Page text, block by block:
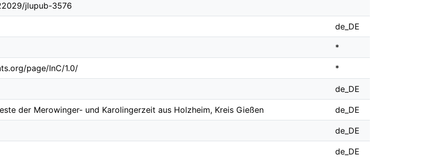
jlupub-3576
de_DE
*
page/InC/1.0/ *
de_DE
der Merowinger- und Karolingerzeit aus Holzheim, Kreis Gießen de_DE
de_DE
de_DE